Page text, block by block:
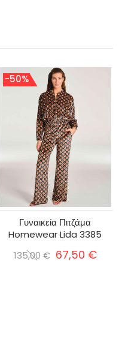
-50%
Γυναικεία Πιτζάμα
Homewear Lida 3385
135,00 € 67,50 €